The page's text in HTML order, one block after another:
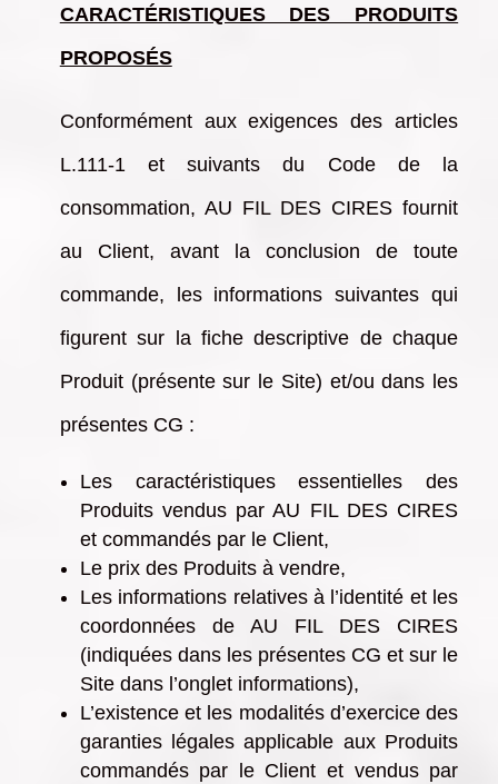
CARACTÉRISTIQUES DES PRODUITS
PROPOSÉS
Conformément aux exigences des articles
L.111-1 et suivants du Code de la
consommation, AU FIL DES CIRES fournit
au Client, avant la conclusion de toute
commande, les informations suivantes qui
figurent sur la fiche descriptive de chaque
Produit (présente sur le Site) et/ou dans les
présentes CG :
Les caractéristiques essentielles des
Produits vendus par AU FIL DES CIRES
et commandés par le Client,
Le prix des Produits à vendre,
Les informations relatives à l’identité et les
coordonnées de AU FIL DES CIRES
(indiquées dans les présentes CG et sur le
Site dans l’onglet informations),
L’existence et les modalités d’exercice des
garanties légales applicable aux Produits
commandés par le Client et vendus par